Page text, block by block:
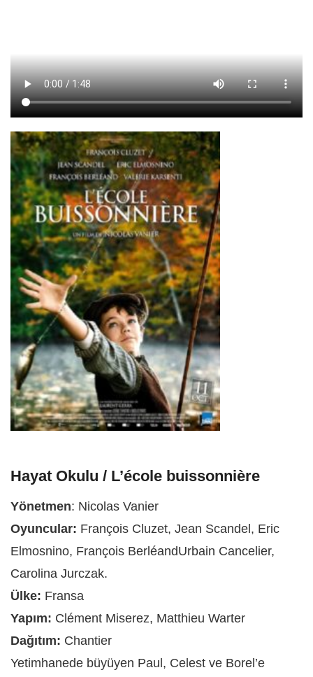
Hayat Okulu / L’école buissonnière
Yönetmen: Nicolas Vanier
Oyuncular: François Cluzet, Jean Scandel, Eric
Elmosnino, François BerléandUrbain Cancelier,
Carolina Jurczak.
Ülke: Fransa
Yapım: Clément Miserez, Matthieu Warter
Dağıtım: Chantier
Yetimhanede büyüyen Paul, Celest ve Borel’e